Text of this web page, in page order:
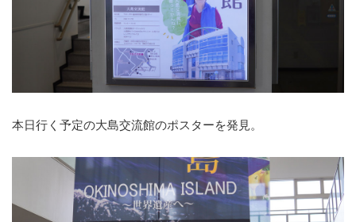
本日行く予定の大島交流館のポスターを発見。